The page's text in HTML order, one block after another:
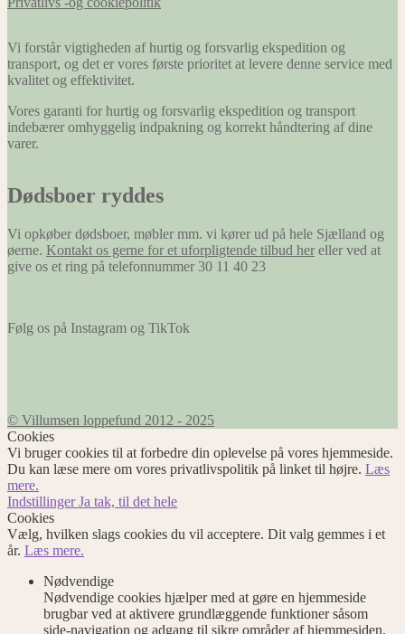
Vi forstår vigtigheden af hurtig og forsvarlig ekspedition og
transport, og det er vores første prioritet at levere denne service med
kvalitet og effektivitet.
Vores garanti for hurtig og forsvarlig ekspedition og transport
indebærer omhyggelig indpakning og korrekt håndtering af dine
varer.
Dødsboer ryddes
Vi opkøber dødsboer, møbler mm. vi kører ud på hele Sjælland og
øerne. Kontakt os gerne for et uforpligtende tilbud her eller ved at
give os et ring på telefonnummer 30 11 40 23
Følg os på Instagram og TikTok
© Villumsen loppefund 2012 - 2025
Cookies
Vi bruger cookies til at forbedre din oplevelse på vores hjemmeside.
Du kan læse mere om vores privatlivspolitik på linket til højre. Læs
mere.
IndstillingerJa tak, til det hele
Cookies
Vælg, hvilken slags cookies du vil acceptere. Dit valg gemmes i et
år. Læs mere.
Nødvendige
Nødvendige cookies hjælper med at gøre en hjemmeside
brugbar ved at aktivere grundlæggende funktioner såsom
side-navigation og adgang til sikre områder af hjemmesiden.